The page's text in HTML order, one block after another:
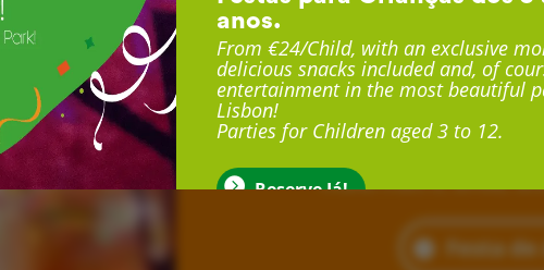
Festa de
desde 24€
Com duração até 3 horas
exclusivo, sala exclusiva, lanche
muito mais e, ainda,
Festa
anos.
From €24/Child, with an exclusive
delicious snacks included and, of
entertainment in the most beautiful
Lisbon!
Parties for Children aged 3 to 12.
Reserve Já!